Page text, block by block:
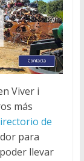
Viver i
más
de
para
llevar